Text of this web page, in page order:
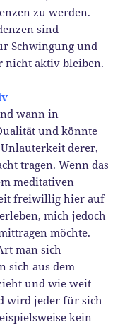
zu werden.
sind
Schwingung und
nicht aktiv bleiben.
wann in
und könnte
derer,
tragen. Wenn das
meditativen
freiwillig hier auf
mich jedoch
möchte.
man sich
sich aus dem
und wie weit
wird jeder für sich
kein